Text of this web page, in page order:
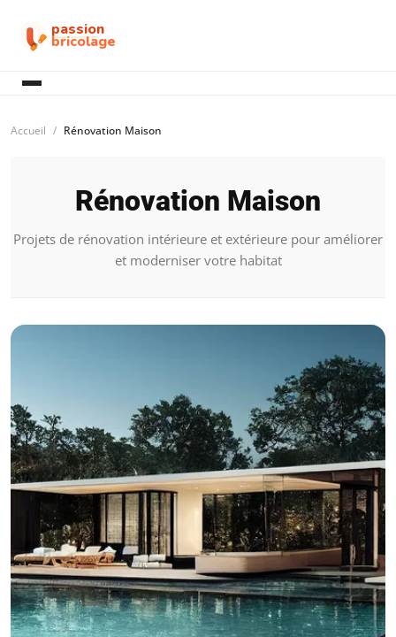
passion
bricolage
Accueil Rénovation Maison
Rénovation Maison
Projets de rénovation intérieure et extérieure pour améliorer
et moderniser votre habitat